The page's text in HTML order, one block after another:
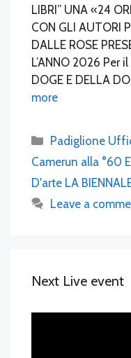
LIBRI” UNA «24
CON GLI AUTORI
DALLE ROSE
L’ANNO 2026 Per
DOGE E DELLA
more
Categories
Padiglione
Camerun alla °60
D'arte LA
Leave a
Next Live event